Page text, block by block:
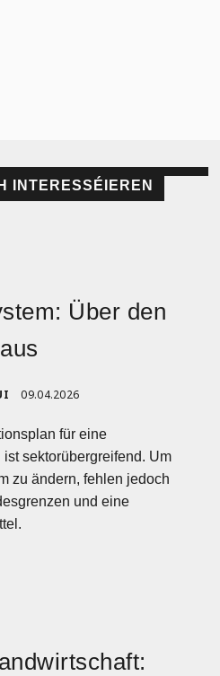
INTERESSÉIEREN
Über den
09.04.2026
für eine
sektorübergreifend. Um
zu ändern, fehlen jedoch
und eine